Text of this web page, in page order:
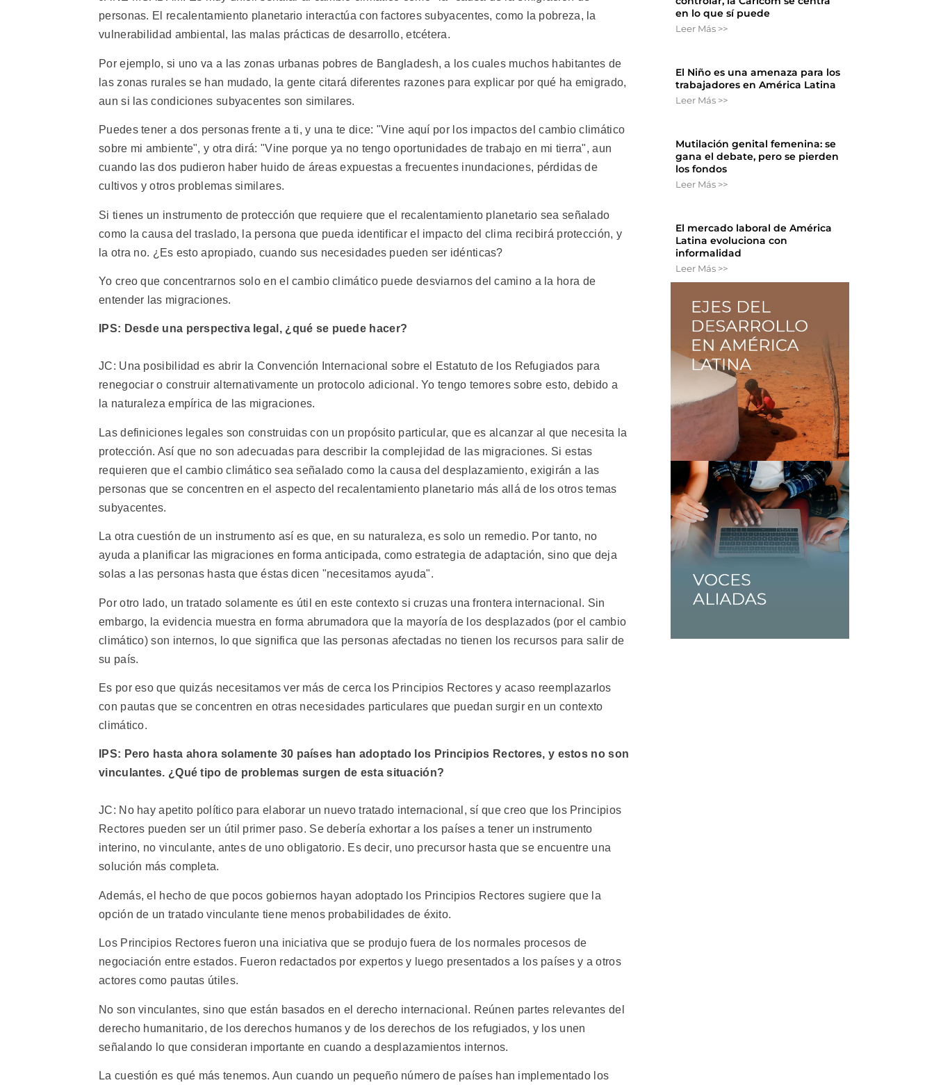
personas. El recalentamiento planetario interactúa con factores subyacentes, como la pobreza, la
vulnerabilidad ambiental, las malas prácticas de desarrollo, etcétera.
Por ejemplo, si uno va a las zonas urbanas pobres de Bangladesh, a los cuales muchos habitantes de
las zonas rurales se han mudado, la gente citará diferentes razones para explicar por qué ha emigrado,
aun si las condiciones subyacentes son similares.
Puedes tener a dos personas frente a ti, y una te dice: "Vine aquí por los impactos del cambio climático
sobre mi ambiente", y otra dirá: "Vine porque ya no tengo oportunidades de trabajo en mi tierra", aun
cuando las dos pudieron haber huido de áreas expuestas a frecuentes inundaciones, pérdidas de
cultivos y otros problemas similares.
Si tienes un instrumento de protección que requiere que el recalentamiento planetario sea señalado
como la causa del traslado, la persona que pueda identificar el impacto del clima recibirá protección, y
la otra no. ¿Es esto apropiado, cuando sus necesidades pueden ser idénticas?
Yo creo que concentrarnos solo en el cambio climático puede desviarnos del camino a la hora de
entender las migraciones.
IPS: Desde una perspectiva legal, ¿qué se puede hacer?
JC: Una posibilidad es abrir la Convención Internacional sobre el Estatuto de los Refugiados para
renegociar o construir alternativamente un protocolo adicional. Yo tengo temores sobre esto, debido a
la naturaleza empírica de las migraciones.
Las definiciones legales son construidas con un propósito particular, que es alcanzar al que necesita la
protección. Así que no son adecuadas para describir la complejidad de las migraciones. Si estas
requieren que el cambio climático sea señalado como la causa del desplazamiento, exigirán a las
personas que se concentren en el aspecto del recalentamiento planetario más allá de los otros temas
subyacentes.
La otra cuestión de un instrumento así es que, en su naturaleza, es solo un remedio. Por tanto, no
ayuda a planificar las migraciones en forma anticipada, como estrategia de adaptación, sino que deja
solas a las personas hasta que éstas dicen "necesitamos ayuda".
Por otro lado, un tratado solamente es útil en este contexto si cruzas una frontera internacional. Sin
embargo, la evidencia muestra en forma abrumadora que la mayoría de los desplazados (por el cambio
climático) son internos, lo que significa que las personas afectadas no tienen los recursos para salir de
su país.
Es por eso que quizás necesitamos ver más de cerca los Principios Rectores y acaso reemplazarlos
con pautas que se concentren en otras necesidades particulares que puedan surgir en un contexto
climático.
IPS: Pero hasta ahora solamente 30 países han adoptado los Principios Rectores, y estos no son
vinculantes. ¿Qué tipo de problemas surgen de esta situación?
JC: No hay apetito político para elaborar un nuevo tratado internacional, sí que creo que los Principios
Rectores pueden ser un útil primer paso. Se debería exhortar a los países a tener un instrumento
interino, no vinculante, antes de uno obligatorio. Es decir, uno precursor hasta que se encuentre una
solución más completa.
Además, el hecho de que pocos gobiernos hayan adoptado los Principios Rectores sugiere que la
opción de un tratado vinculante tiene menos probabilidades de éxito.
Los Principios Rectores fueron una iniciativa que se produjo fuera de los normales procesos de
negociación entre estados. Fueron redactados por expertos y luego presentados a los países y a otros
actores como pautas útiles.
No son vinculantes, sino que están basados en el derecho internacional. Reúnen partes relevantes del
derecho humanitario, de los derechos humanos y de los derechos de los refugiados, y los unen
señalando lo que consideran importante en cuando a desplazamientos internos.
La cuestión es qué más tenemos. Aun cuando un pequeño número de países han implementado los
en lo que sí puede
Leer Más >>
El Niño es una amenaza para los
trabajadores en América Latina
Leer Más >>
Mutilación genital femenina: se
gana el debate, pero se pierden
los fondos
Leer Más >>
El mercado laboral de América
Latina evoluciona con
informalidad
Leer Más >>